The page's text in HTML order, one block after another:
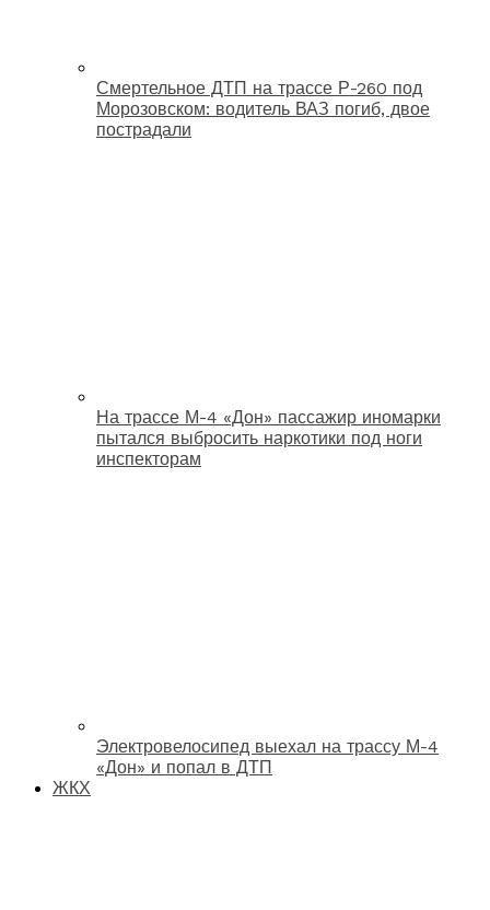
Смертельное ДТП на трассе Р-260 под
Морозовском: водитель ВАЗ погиб, двое
пострадали
На трассе М-4 «Дон» пассажир иномарки
пытался выбросить наркотики под ноги
инспекторам
Электровелосипед выехал на трассу М-4
«Дон» и попал в ДТП
ЖКХ